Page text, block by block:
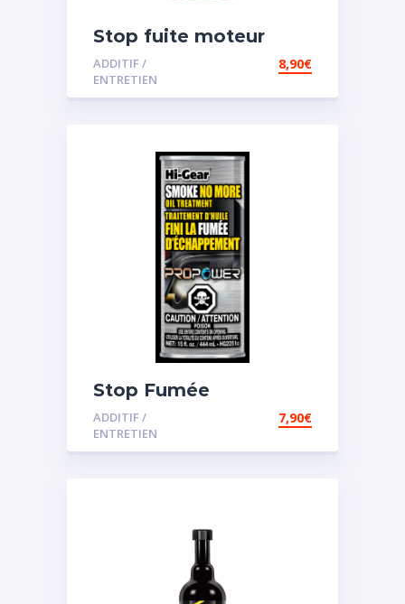
Stop fuite moteur
ADDITIF /
ENTRETIEN
8,90€
Stop Fumée
ADDITIF /
ENTRETIEN
7,90€